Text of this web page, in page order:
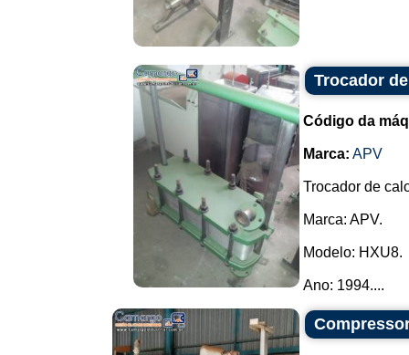
Trocador
Código da
Marca: APV
Trocador de
Marca: APV.
Modelo: HXU8.
Ano: 1994....